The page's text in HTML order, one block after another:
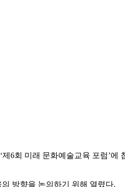
6회 미래 문화예술교육 포럼’에
방향을 논의하기 위해 열렸다.